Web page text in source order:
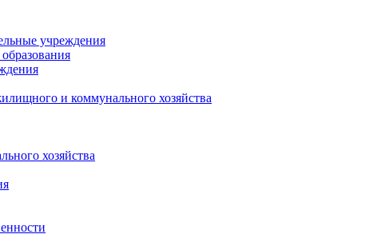
учреждения
и коммунального хозяйства
хозяйства